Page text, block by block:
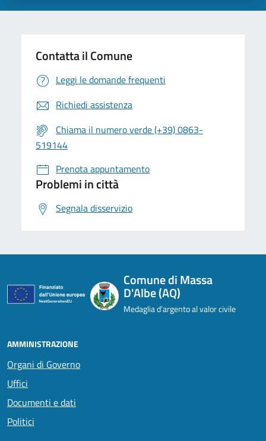
Contatta il Comune
Leggi le domande frequenti
Richiedi assistenza
Chiama il numero verde (+39) 0863-
519144
Prenota appuntamento
Problemi in città
Segnala disservizio
Comune di Massa
D'Albe (AQ)
Medaglia d'argento al valor civile
AMMINISTRAZIONE
Organi di Governo
Uffici
Documenti e dati
Politici